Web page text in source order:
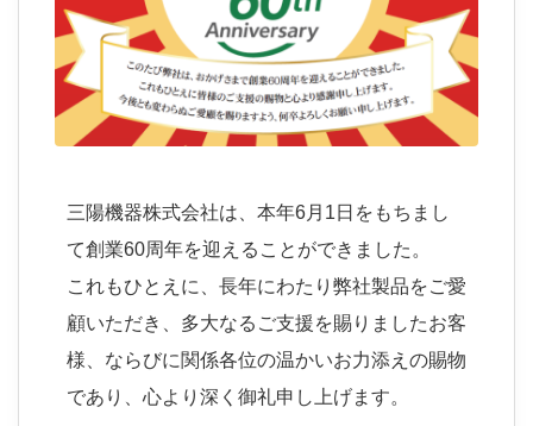
三陽機器株式会社は、本年6月1日をもちまし
て創業60周年を迎えることができました。
これもひとえに、長年にわたり弊社製品をご愛
顧いただき、多大なるご支援を賜りましたお客
様、ならびに関係各位の温かいお力添えの賜物
であり、心より深く御礼申し上げます。